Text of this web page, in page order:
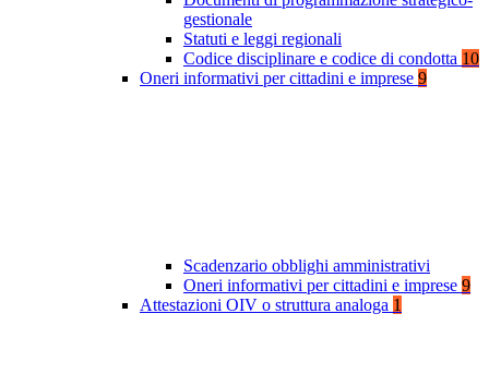
gestionale
Statuti e leggi regionali
Codice disciplinare e codice di condotta 10
Oneri informativi per cittadini e imprese 9
Scadenzario obblighi amministrativi
Oneri informativi per cittadini e imprese 9
Attestazioni OIV o struttura analoga 1